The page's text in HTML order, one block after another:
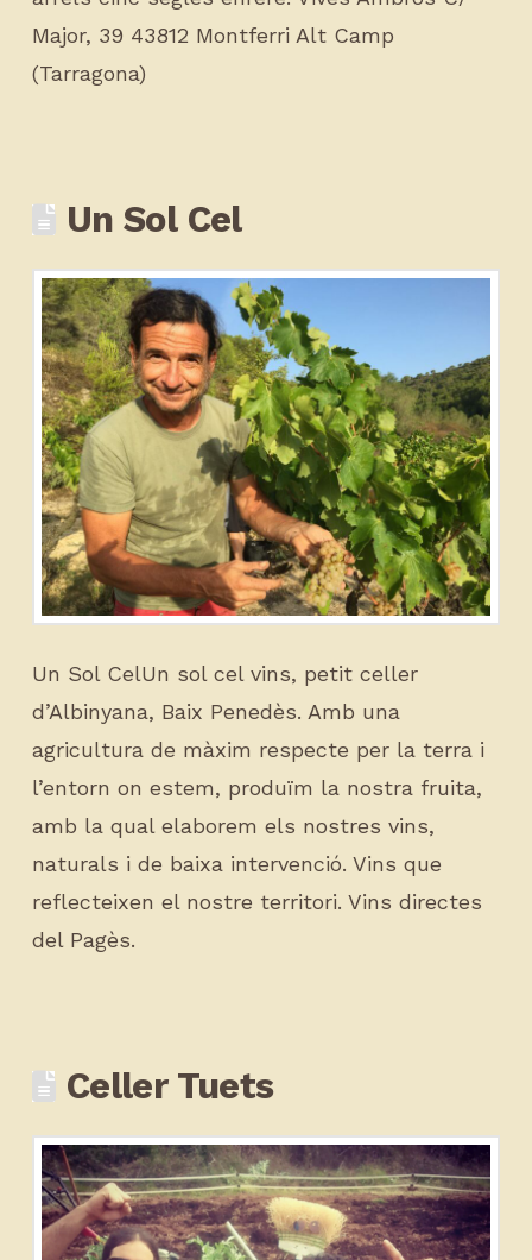
Major, 39 43812 Montferri Alt Camp
(Tarragona)
Un Sol Cel
Un Sol CelUn sol cel vins, petit celler
d’Albinyana, Baix Penedès. Amb una
agricultura de màxim respecte per la terra i
l’entorn on estem, produïm la nostra fruita,
amb la qual elaborem els nostres vins,
naturals i de baixa intervenció. Vins que
reflecteixen el nostre territori. Vins directes
del Pagès.
Celler Tuets